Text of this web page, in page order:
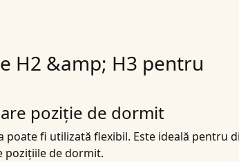
H2 &amp; H3 pentru
poziție de dormit
poate fi utilizată flexibil. Este ideală pentru
pozițiile de dormit.